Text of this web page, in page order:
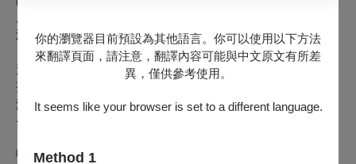
你的瀏覽器目前預設為其他語言。你可以使用以下方法
來翻譯頁面，請注意，翻譯內容可能與中文原文有所差
異，僅供參考使用。
It seems like your browser is set to a different language.
Method 1
演出，彷彿從沉睡中甦醒。
這是一場介於童話與傳說之間的夜間冒險。
孩子在故事中認識歌仔戲，大人在陪伴中重新發現這項屬於臺
灣的原生劇種。
一起走進故事，也一起留下屬於這個夏天的共同回憶。
▚ 製作團隊▞